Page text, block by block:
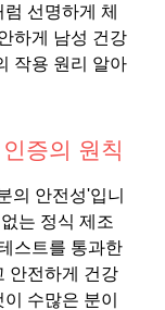
선명하게 체
하게 남성 건강
작용 원리 알아
증의 원칙
의 안전성'입니
는 정식 제조
스트를 통과한
안전하게 건강
수많은 분이